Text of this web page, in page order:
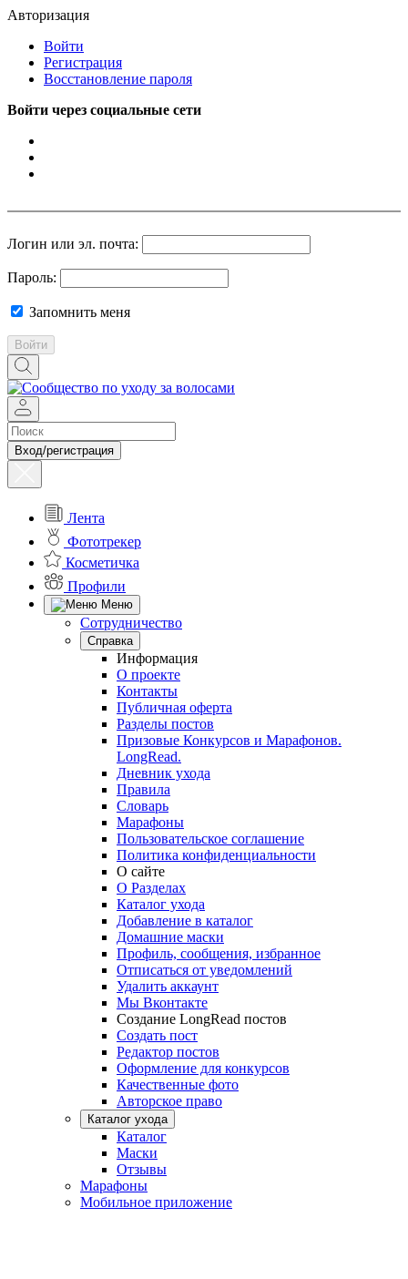
Авторизация
Войти
Регистрация
Восстановление пароля
Войти через социальные сети
Логин или эл. почта:
Пароль:
Запомнить меня
Войти
Вход/регистрация
Лента
Фототрекер
Косметичка
Профили
Меню
Сотрудничество
Справка
Информация
О проекте
Контакты
Публичная оферта
Разделы постов
Призовые Конкурсов и Марафонов.
LongRead.
Дневник ухода
Правила
Словарь
Марафоны
Пользовательское соглашение
Политика конфиденциальности
О сайте
О Разделах
Каталог ухода
Добавление в каталог
Домашние маски
Профиль, сообщения, избранное
Отписаться от уведомлений
Удалить аккаунт
Мы Вконтакте
Создание LongRead постов
Создать пост
Редактор постов
Оформление для конкурсов
Качественные фото
Авторское право
Каталог ухода
Каталог
Маски
Отзывы
Марафоны
Мобильное приложение